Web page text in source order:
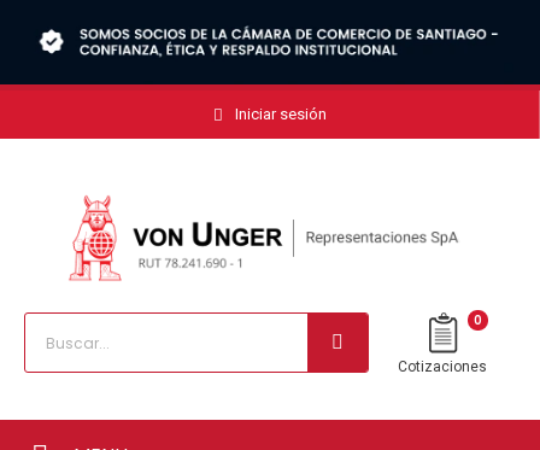
Iniciar sesión
0
Cotizaciones